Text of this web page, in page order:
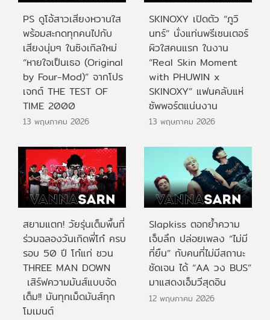
PS ดูโอ้สาวเสียงหวานใส
พร้อมสะกดทุกคนไปกับ
เสียงนุ่มๆ ในซิงเกิลใหม่
“หายใจเป็นเธอ (Original
by Four-Mod)” จากโปร
เจกต์ THE TEST OF
TIME 2000
13 พฤษภาคม 2026
SKINOXY เปิดตัว “ภูวิ
นทร์” นั่งแท่นพรีเซนเตอร์
ผิวใสคนแรก ในงาน
“Real Skin Moment
with PHUWIN x
SKINOXY” แฟนคลับแห่
ซัพพอร์ตแน่นงาน
13 พฤษภาคม 2026
สยามแตก! วัยรุ่นเต็มพื้นที่
ร่วมฉลองวันเกิดพี่โก๋ ครบ
รอบ 50 ปี โก๋แก่ ชวน
THREE MAN DOWN
เสิร์ฟความมันส์แบบจัด
เต็ม!! มันทุกเม็ดมันส์ทุก
โมเมนต์
Slapkiss ตอกย้ำความ
เจ็บลึก ปล่อยเพลง “ไม่มี
ที่ยืน” กับคนที่ไม่มีสถานะ
ชัดเจน ได้ “AA วง BUS”
มาแสดงเอ็มวีสุดอิน
12 พฤษภาคม 2026